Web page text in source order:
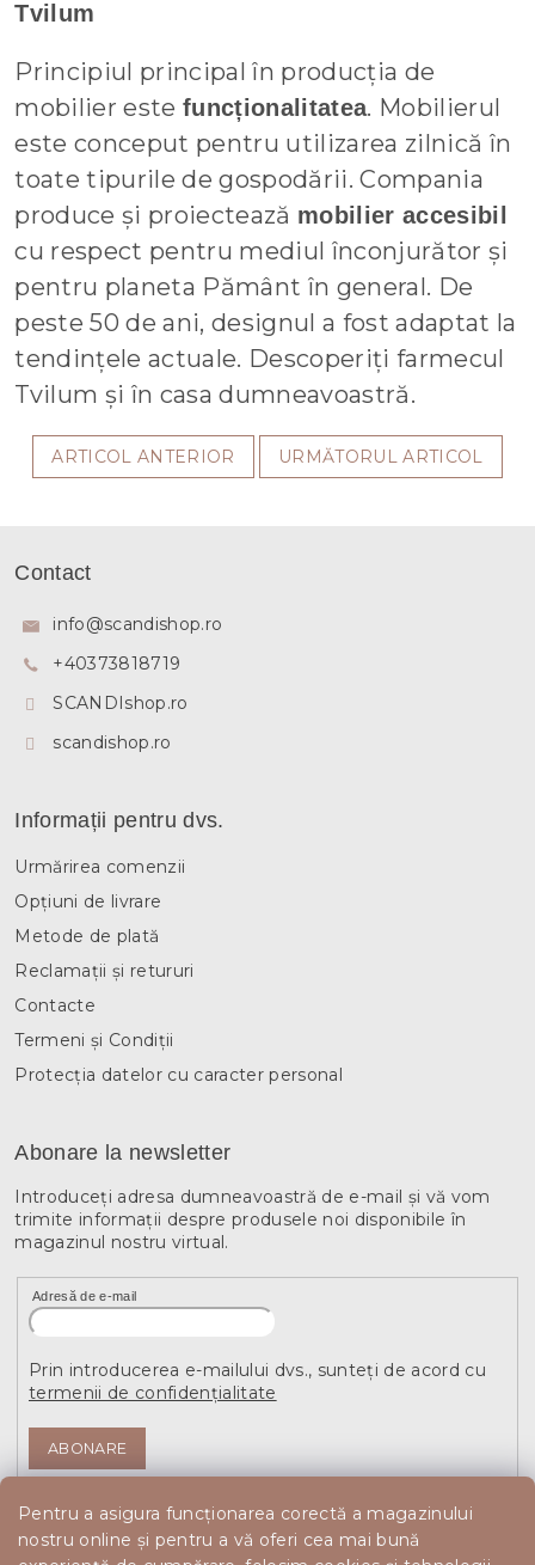
Pentru a asigura funcționarea corectă a magazinului
nostru online și pentru a vă oferi cea mai bună
Tvilum
Principiul principal în producția de
mobilier este funcționalitatea. Mobilierul
este conceput pentru utilizarea zilnică în
toate tipurile de gospodării. Compania
produce și proiectează mobilier accesibil
cu respect pentru mediul înconjurător și
pentru planeta Pământ în general. De
peste 50 de ani, designul a fost adaptat la
tendințele actuale. Descoperiți farmecul
Tvilum și în casa dumneavoastră.
ARTICOL ANTERIOR URMĂTORUL ARTICOL
Contact
info@scandishop.ro
+40373818719
SCANDIshop.ro
scandishop.ro
Informații pentru dvs.
Urmărirea comenzii
Opțiuni de livrare
Metode de plată
Reclamații și retururi
Contacte
Termeni și Condiții
Protecția datelor cu caracter personal
Abonare la newsletter
Introduceţi adresa dumneavoastră de e-mail şi vă vom
trimite informaţii despre produsele noi disponibile în
magazinul nostru virtual.
Adresă de e-mail
Prin introducerea e-mailului dvs., sunteți de acord cu
termenii de confidențialitate
ABONARE